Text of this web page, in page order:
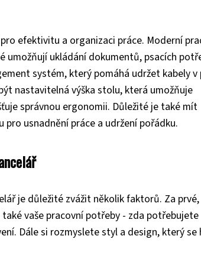
efektivitu a organizaci práce. Moderní
umožňují ukládání dokumentů, psacích
systém, který pomáhá udržet kabely v
nastavitelná výška stolu, která umožňuje
správnou ergonomii. Důležité je také mít
usnadnění práce a udržení pořádku.
je důležité zvážit několik faktorů. Za prvé,
vaše pracovní potřeby - zda potřebujete
Dále si rozmyslete styl a design, který se